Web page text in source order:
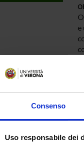
Consenso
Uso responsabile dei
e